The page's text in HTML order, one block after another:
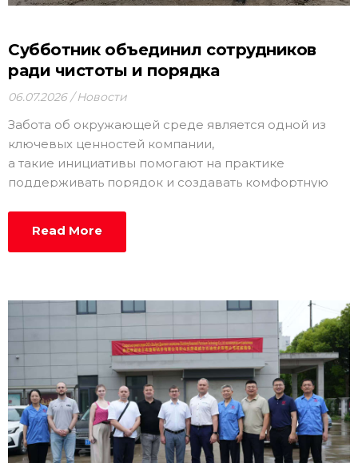
Субботник объединил сотрудников
ради чистоты и порядка
06.07.2026 Новости
Забота об окружающей среде является одной из
ключевых ценностей компании,
а такие инициативы помогают на практике
поддерживать порядок и создавать комфортную
Read More